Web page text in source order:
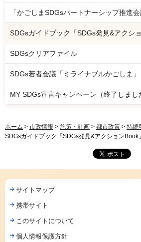
「かごしまSDGsパートナーシップ推進会
SDGsガイドブック「SDGs発見&アクショ
SDGsクリアファイル
SDGs若者会議「ミライナブルかごしま」
MY SDGs宣言キャンペーン（終了しまし
ホーム > 市政情報 > 施策・計画 > 都市政策 > 持続
SDGsガイドブック「SDGs発見&アクションBook」
サイトマップ
携帯サイト
このサイトについて
個人情報保護方針